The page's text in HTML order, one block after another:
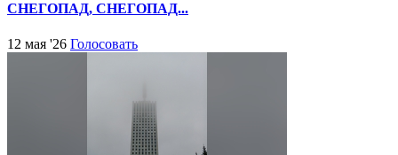
СНЕГОПАД, СНЕГОПАД...
12 мая '26 Голосовать